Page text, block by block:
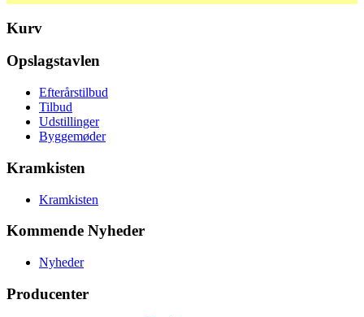
Kurv
Opslagstavlen
Efterårstilbud
Tilbud
Udstillinger
Byggemøder
Kramkisten
Kramkisten
Kommende Nyheder
Nyheder
Producenter